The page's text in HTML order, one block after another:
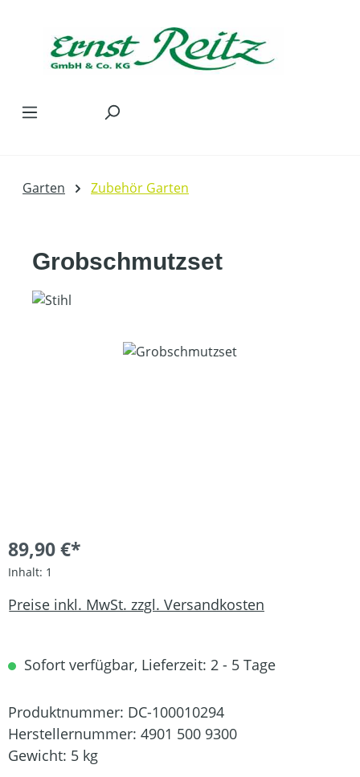
Garten Zubehör Garten
Grobschmutzset
Bildergalerie überspringen
89,90 €*
Inhalt: 1
Preise inkl. MwSt. zzgl. Versandkosten
Sofort verfügbar, Lieferzeit: 2 - 5 Tage
Produktnummer: DC-100010294
Herstellernummer: 4901 500 9300
Gewicht: 5 kg